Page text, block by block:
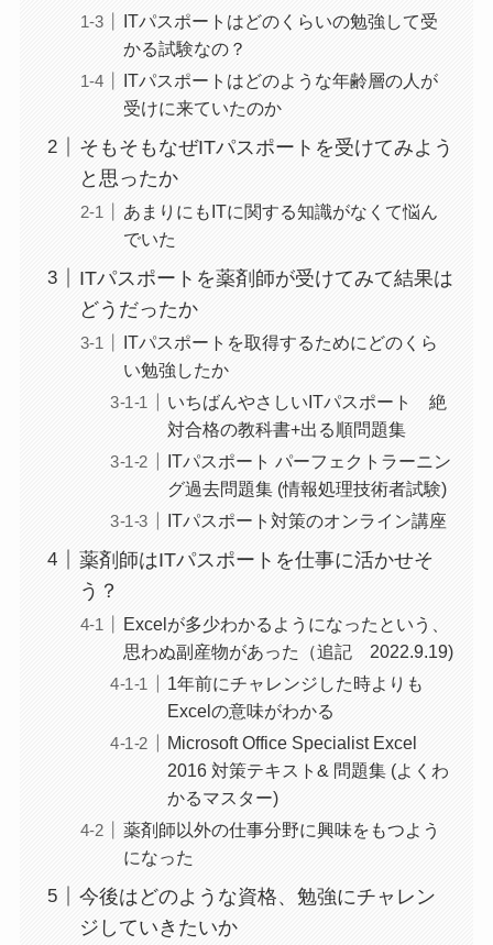
ITパスポートはどのくらいの勉強して受
かる試験なの？
ITパスポートはどのような年齢層の人が
受けに来ていたのか
そもそもなぜITパスポートを受けてみよう
と思ったか
あまりにもITに関する知識がなくて悩ん
でいた
ITパスポートを薬剤師が受けてみて結果は
どうだったか
ITパスポートを取得するためにどのくら
い勉強したか
いちばんやさしいITパスポート 絶
対合格の教科書+出る順問題集
ITパスポート パーフェクトラーニン
グ過去問題集 (情報処理技術者試験)
ITパスポート対策のオンライン講座
薬剤師はITパスポートを仕事に活かせそ
う？
Excelが多少わかるようになったという、
思わぬ副産物があった（追記 2022.9.19)
1年前にチャレンジした時よりも
Excelの意味がわかる
Microsoft Office Specialist Excel
2016 対策テキスト& 問題集 (よくわ
かるマスター)
薬剤師以外の仕事分野に興味をもつよう
になった
今後はどのような資格、勉強にチャレン
ジしていきたいか